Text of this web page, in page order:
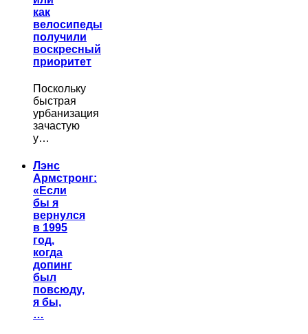
как
велосипеды
получили
воскресный
приоритет
Поскольку
быстрая
урбанизация
зачастую
у…
Лэнс
Армстронг:
«Если
бы я
вернулся
в 1995
год,
когда
допинг
был
повсюду,
я бы,
…